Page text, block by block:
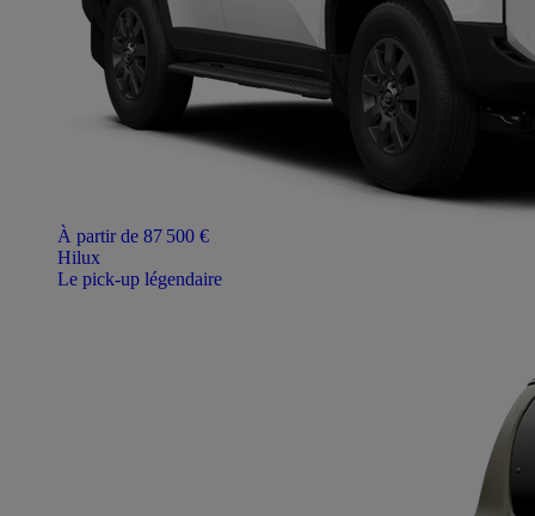
À partir de 87 500 €
Hilux
Le pick-up légendaire